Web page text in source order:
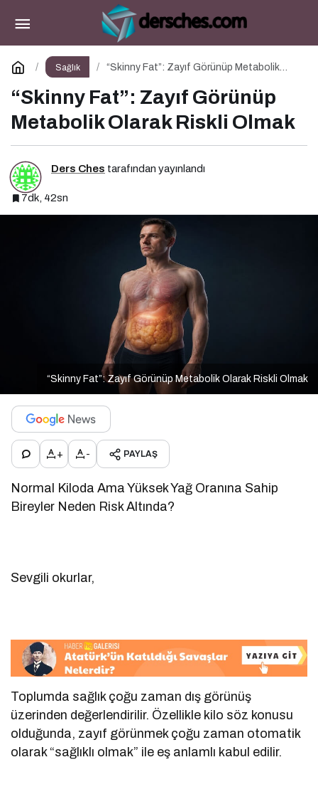
Sağlık
“Skinny Fat”: Zayıf Görünüp Metabolik
“Skinny Fat”: Zayıf Görünüp
Metabolik Olarak Riskli Olmak
Ders Ches tarafından yayınlandı
7dk, 42sn
“Skinny Fat”: Zayıf Görünüp Metabolik Olarak Riskli Olmak
+ - PAYLAŞ
Normal Kiloda Ama Yüksek Yağ Oranına Sahip
Bireyler Neden Risk Altında?
Sevgili okurlar,
Toplumda sağlık çoğu zaman dış görünüş
üzerinden değerlendirilir. Özellikle kilo söz konusu
olduğunda, zayıf görünmek çoğu zaman otomatik
olarak “sağlıklı olmak” ile eş anlamlı kabul edilir.
“Skinny Fat”: Zayıf Görünüp Metabolik Olarak
Riskli Olmak
Yorum Yap